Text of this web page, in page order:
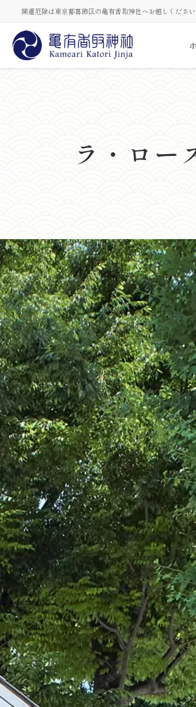
開運厄除は東京都葛飾区の亀有香取神社へお越しください
ラ・ロー